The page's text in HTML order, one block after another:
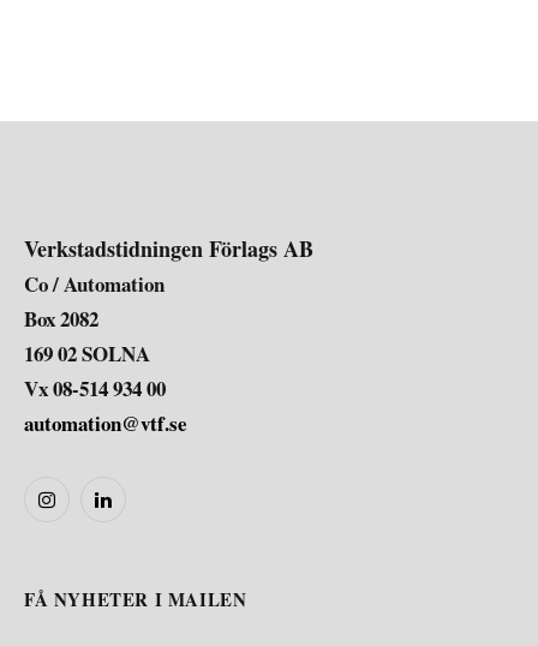
Verkstadstidningen Förlags AB
Co / Automation
Box 2082
169 02 SOLNA
Vx 08-514 934 00
automation@vtf.se
InstagramLinkedIn
FÅ NYHETER I MAILEN